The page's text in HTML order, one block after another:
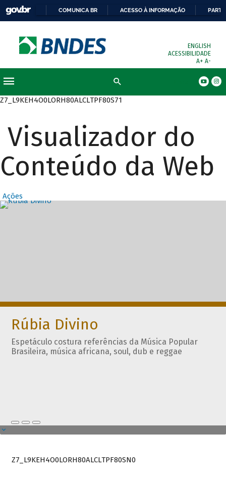
COMUNICA BR ACESSO À INFORMAÇÃO
ENGLISH
ACESSIBILIDADE
A+ A-
Z7_L9KEH4O0LORH80ALCLTPF80S71
Visualizador do
Conteúdo da Web
Ações
Destaques
Rúbia Divino
Espetáculo costura referências da Música Popular
Brasileira, música africana, soul, dub e reggae
Z7_L9KEH4O0LORH80ALCLTPF80SN0